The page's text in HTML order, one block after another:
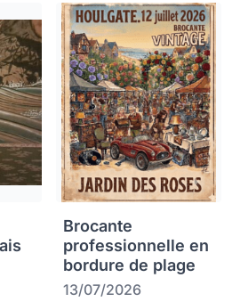
Brocante
professionnelle en
bordure de plage
13/07/2026